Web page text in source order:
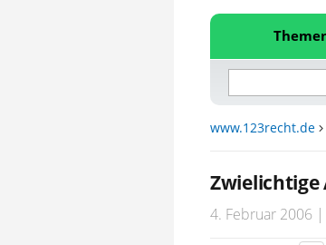
www.123recht.de
4. Februar 2006